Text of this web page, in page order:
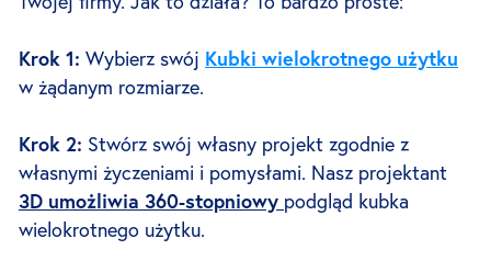
Krok 1: Wybierz swój Kubki wielokrotnego użytku
w żądanym rozmiarze.
Krok 2: Stwórz swój własny projekt zgodnie z
własnymi życzeniami i pomysłami. Nasz projektant
3D umożliwia 360-stopniowy podgląd kubka
wielokrotnego użytku.